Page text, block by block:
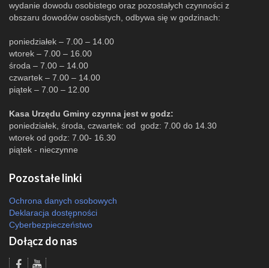
wydanie dowodu osobistego oraz pozostałych czynności z
obszaru dowodów osobistych, odbywa się w godzinach:
poniedziałek – 7.00 – 14.00
wtorek – 7.00 – 16.00
środa – 7.00 – 14.00
czwartek – 7.00 – 14.00
piątek – 7.00 – 12.00
Kasa Urzędu Gminy czynna jest w godz:
poniedziałek, środa, czwartek: od godz: 7.00 do 14.30
wtorek od godz: 7.00- 16.30
piątek - nieczynne
Pozostałe linki
Ochrona danych osobowych
Deklaracja dostępności
Cyberbezpieczeństwo
Dołącz do nas